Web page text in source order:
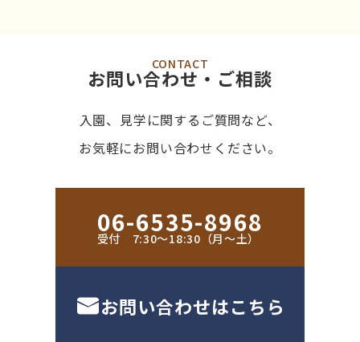
CONTACT
お問い合わせ・ご相談
入園、見学に関するご質問など、
お気軽にお問い合わせください。
06-6535-8968
受付 7:30〜18:30（月〜土）
お問い合わせはこちら